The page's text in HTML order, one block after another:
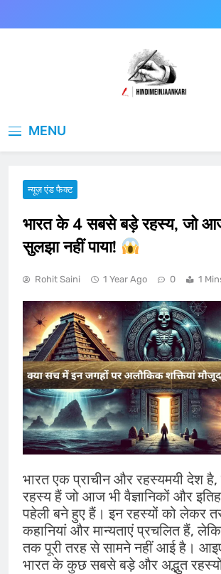
to
MENU
न्यूज़ एंड फैक्ट
भारत के 4 सबसे बड़े रहस्य, जो
सुलझा नहीं पाया!
Rohit Saini 1 Year Ago 0 1
भारत एक प्राचीन और रहस्यमयी देश
रहस्य हैं जो आज भी वैज्ञानिकों और
पहेली बने हुए हैं। इन रहस्यों को लेकर
कहानियां और मान्यताएं प्रचलित हैं,
तक पूरी तरह से सामने नहीं आई है।
भारत के कुछ सबसे बड़े और अद्भुत